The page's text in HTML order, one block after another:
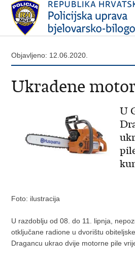
Objavljeno: 12.06.2020.
Ukradene
U
Foto: ilustracija
U razdoblju od 08. do 11. lipnja,
otključane radione u dvorištu
Dragancu ukrao dvije motorne pile